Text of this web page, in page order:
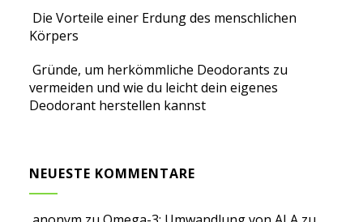
Die Vorteile einer Erdung des menschlichen
Körpers
Gründe, um herkömmliche Deodorants zu
vermeiden und wie du leicht dein eigenes
Deodorant herstellen kannst
NEUESTE KOMMENTARE